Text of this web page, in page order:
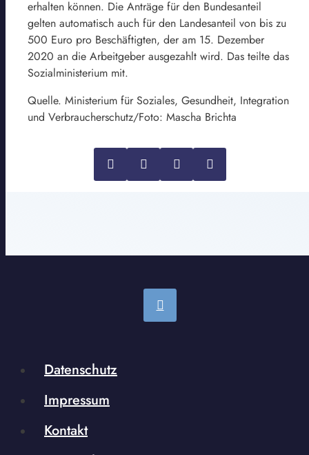
erhalten können. Die Anträge für den Bundesanteil
gelten automatisch auch für den Landesanteil von bis zu
500 Euro pro Beschäftigten, der am 15. Dezember
2020 an die Arbeitgeber ausgezahlt wird. Das teilte das
Sozialministerium mit.
Quelle. Ministerium für Soziales, Gesundheit, Integration
und Verbraucherschutz/Foto: Mascha Brichta
Datenschutz
Impressum
Kontakt